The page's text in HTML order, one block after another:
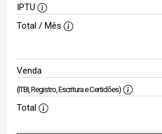
IPTU
Total / Mês
Venda
(ITBI, Registro, Escritura e Certidões)
Total